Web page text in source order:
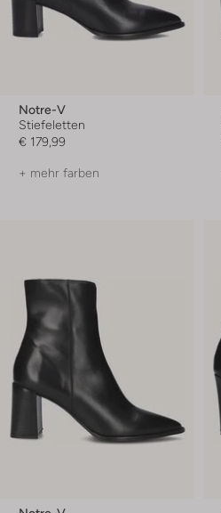
Notre-V
Stiefeletten
€ 179,99
+ mehr farben